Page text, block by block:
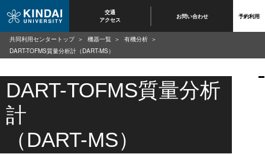
交通
アクセス お問い合わせ 予約利用
DART-TOFMS質量分析
計
（DART-MS）
共同利用センタートップ 機器一覧
有機分析
DART-TOFMS質量分析計（DART-MS）